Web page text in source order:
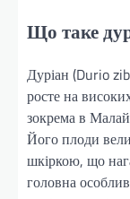
Що таке
Дуріан (Durio
росте на
зокрема в
Його плоди
шкіркою, що
головна